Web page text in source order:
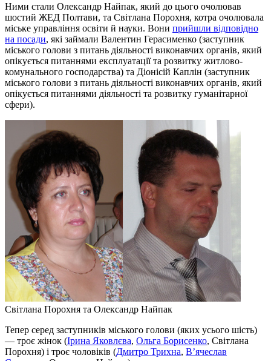
Ними стали Олександр Найпак, який до цього очолював
шостий ЖЕД Полтави, та Світлана Порохня, котра очолювала
міське управління освіти й науки. Вони прийшли відповідно
на посади, які займали Валентин Герасименко (заступник
міського голови з питань діяльності виконавчих органів, який
опікується питаннями експлуатації та розвитку житлово-
комунального господарства) та Діонісій Каплін (заступник
міського голови з питань діяльності виконавчих органів, який
опікується питаннями діяльності та розвитку гуманітарної
сфери).
Світлана Порохня та Олександр Найпак
Тепер серед заступників міського голови (яких усього шість)
— троє жінок (Ірина Яковлєва, Ольга Борисенко, Світлана
Порохня) і троє чоловіків (Дмитро Трихна, В’ячеслав